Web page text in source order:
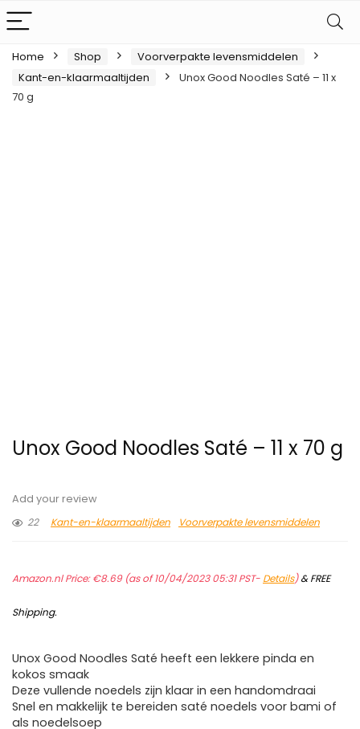
Home Shop
Voorverpakte levensmiddelen
Kant-en-klaarmaaltijden
Unox Good Noodles Saté – 11 x
70 g
Unox Good Noodles Saté – 11 x 70 g
Add your review
22
Kant-en-klaarmaaltijden Voorverpakte levensmiddelen
Amazon.nl Price:€8.69(as of 10/04/2023 05:31 PST- Details)&FREE
Shipping.
Unox Good Noodles Saté heeft een lekkere pinda en
kokos smaak
Deze vullende noedels zijn klaar in een handomdraai
Snel en makkelijk te bereiden saté noedels voor bami of
als noedelsoep